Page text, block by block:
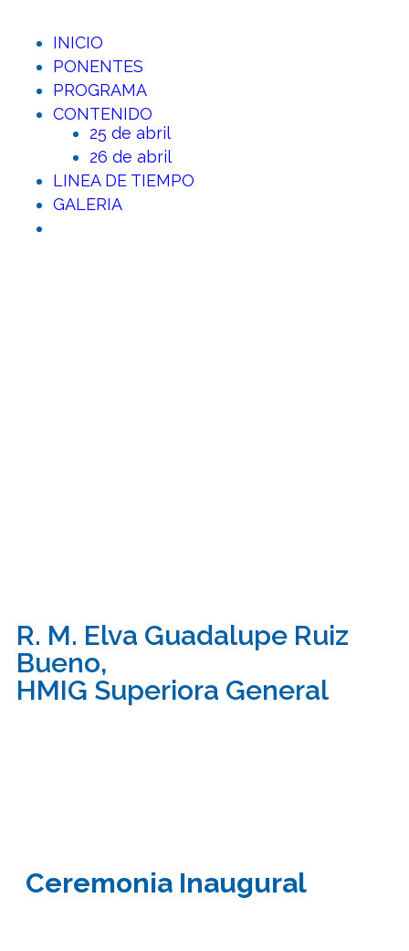
INICIO
PONENTES
PROGRAMA
CONTENIDO
25 de abril
26 de abril
LINEA DE TIEMPO
GALERIA
R. M. Elva Guadalupe Ruiz
Bueno,
HMIG Superiora General
Ceremonia Inaugural